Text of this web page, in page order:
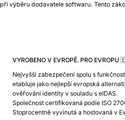
při výběru dodavatele softwaru. Tento
VYROBENO V EVROPĚ. PRO
Nejvyšší zabezpečení spolu s
etabluje jako nejlepší evropská
ověřování identity v souladu s eIDAS.
Společnost certifikovaná podle ISO
Stoprocentně vyvinutá a hostovaná v